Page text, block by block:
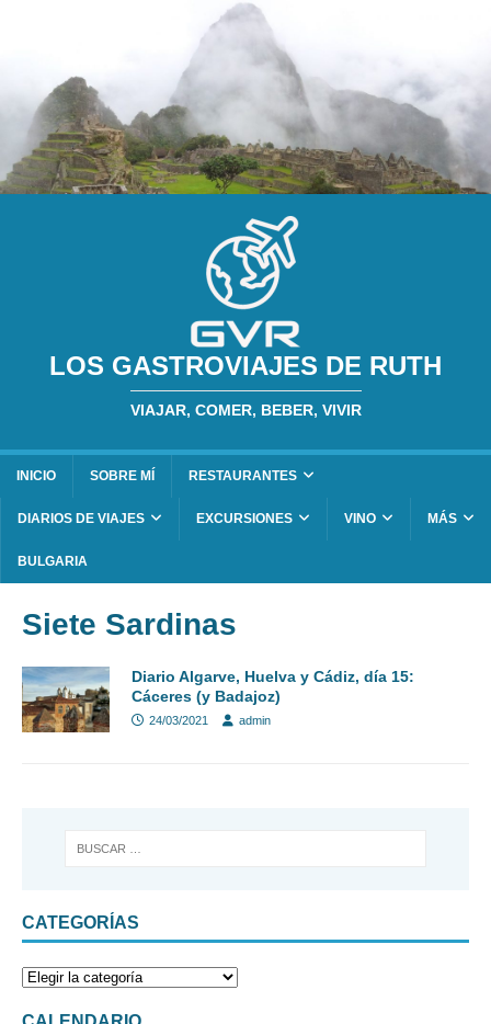
LOS GASTROVIAJES DE RUTH
VIAJAR, COMER, BEBER, VIVIR
INICIO SOBRE MÍ RESTAURANTES
DIARIOS DE VIAJES EXCURSIONES VINO MÁS
BULGARIA
Siete Sardinas
Diario Algarve, Huelva y Cádiz, día 15:
Cáceres (y Badajoz)
24/03/2021 admin
CATEGORÍAS